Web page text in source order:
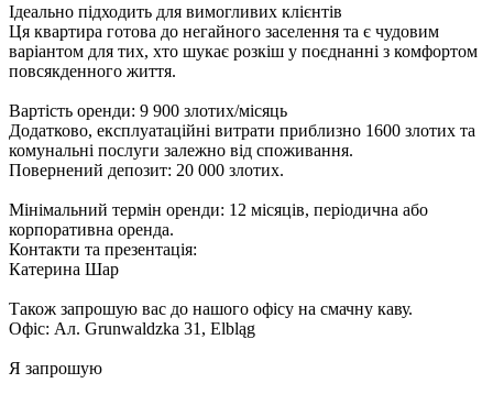
Ідеально підходить для вимогливих клієнтів
Ця квартира готова до негайного заселення та є чудовим
варіантом для тих, хто шукає розкіш у поєднанні з комфортом
повсякденного життя.
Вартість оренди: 9 900 злотих/місяць
Додатково, експлуатаційні витрати приблизно 1600 злотих та
комунальні послуги залежно від споживання.
Повернений депозит: 20 000 злотих.
Мінімальний термін оренди: 12 місяців, періодична або
корпоративна оренда.
Контакти та презентація:
Катерина Шар
Також запрошую вас до нашого офісу на смачну каву.
Офіс: Ал. Grunwaldzka 31, Elbląg
Я запрошую